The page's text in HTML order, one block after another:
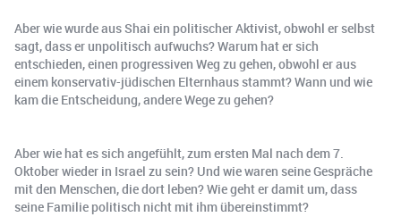
Aber wie wurde aus Shai ein politischer Aktivist, obwohl er selbst
sagt, dass er unpolitisch aufwuchs? Warum hat er sich
entschieden, einen progressiven Weg zu gehen, obwohl er aus
einem konservativ-jüdischen Elternhaus stammt? Wann und wie
kam die Entscheidung, andere Wege zu gehen?
​​Aber wie hat es sich angefühlt, zum ersten Mal nach dem 7.
Oktober wieder in Israel zu sein? Und wie waren seine Gespräche
mit den Menschen, die dort leben? Wie geht er damit um, dass
seine Familie politisch nicht mit ihm übereinstimmt?